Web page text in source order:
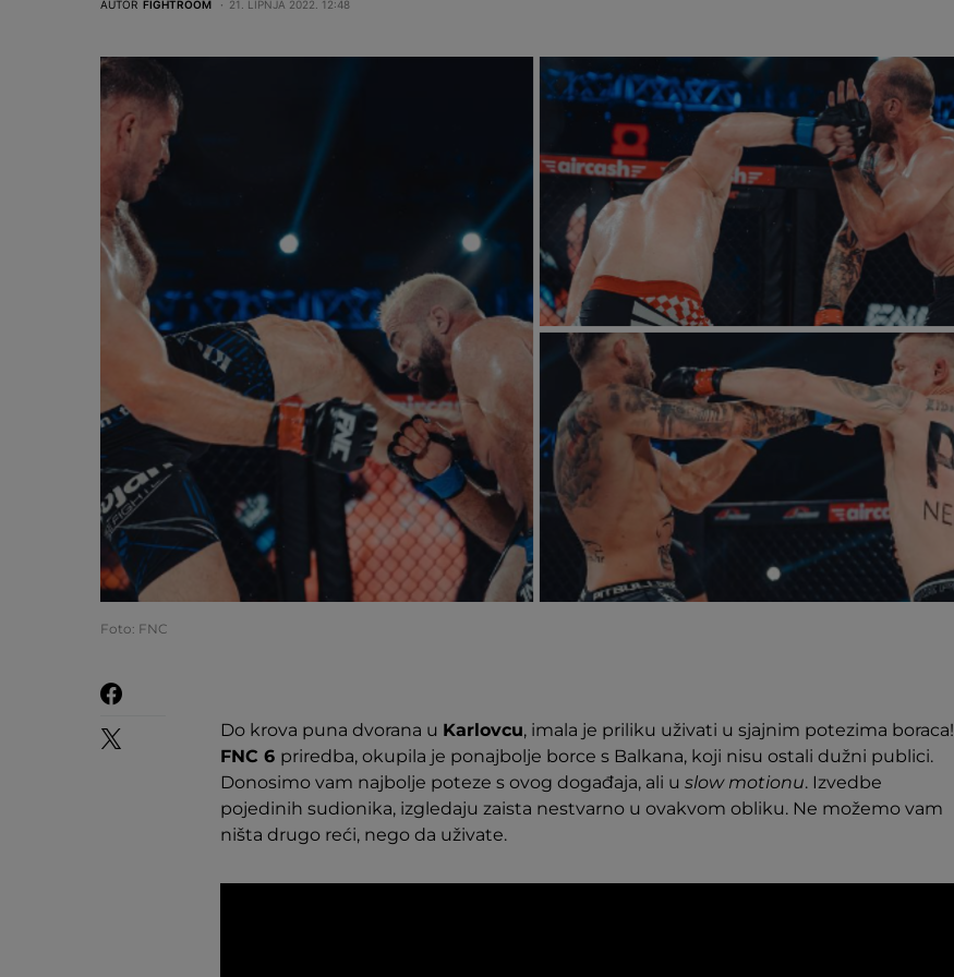
AUTOR FIGHTROOM 21. LIPNJA 2022. 12:48
Foto: FNC
Do krova puna dvorana u Karlovcu, imala je priliku uživati u sjajnim potezima boraca!
FNC 6 priredba, okupila je ponajbolje borce s Balkana, koji nisu ostali dužni publici.
Donosimo vam najbolje poteze s ovog događaja, ali u slow motionu. Izvedbe
pojedinih sudionika, izgledaju zaista nestvarno u ovakvom obliku. Ne možemo vam
ništa drugo reći, nego da uživate.